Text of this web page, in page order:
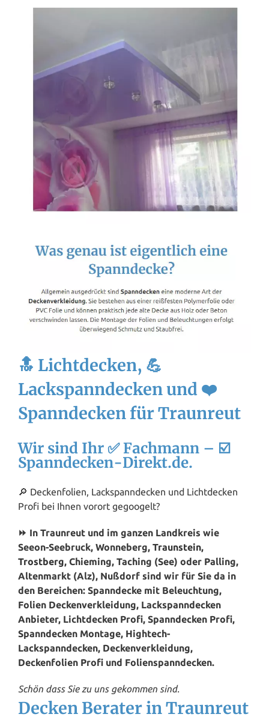
🔝 Lichtdecken, 💪
Lackspanndecken und ❤️
Spanndecken für Traunreut
Wir sind Ihr ✅ Fachmann – ☑️
Spanndecken-Direkt.de.
🔎 Deckenfolien, Lackspanndecken und Lichtdecken
Profi bei Ihnen vorort gegoogelt?
⏩ In Traunreut und im ganzen Landkreis wie
Seeon-Seebruck, Wonneberg, Traunstein,
Trostberg, Chieming, Taching (See) oder Palling,
Altenmarkt (Alz), Nußdorf sind wir für Sie da in
den Bereichen: Spanndecke mit Beleuchtung,
Folien Deckenverkleidung, Lackspanndecken
Anbieter, Lichtdecken Profi, Spanndecken Profi,
Spanndecken Montage, Hightech-
Lackspanndecken, Deckenverkleidung,
Deckenfolien Profi und Folienspanndecken.
Schön dass Sie zu uns gekommen sind.
Decken Berater in Traunreut